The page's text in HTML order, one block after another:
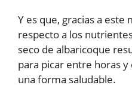
Y es que, gracias a
respecto a los
seco de albaricoque
para picar entre horas
una forma saludable.